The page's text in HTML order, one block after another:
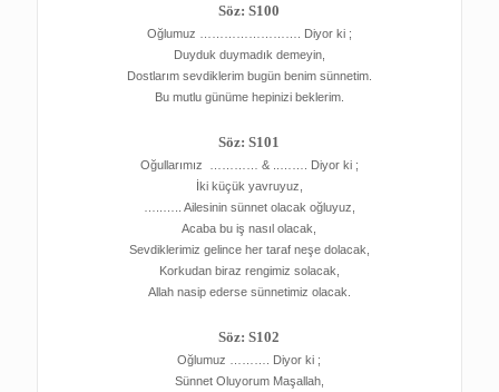
Söz: S100
Oğlumuz ……………………. Diyor ki ;
Duyduk duymadık demeyin,
Dostlarım sevdiklerim bugün benim sünnetim.
Bu mutlu günüme hepinizi beklerim.
Söz: S101
Oğullarımız ………… & ..……. Diyor ki ;
İki küçük yavruyuz,
…..….. Ailesinin sünnet olacak oğluyuz,
Acaba bu iş nasıl olacak,
Sevdiklerimiz gelince her taraf neşe dolacak,
Korkudan biraz rengimiz solacak,
Allah nasip ederse sünnetimiz olacak.
Söz: S102
Oğlumuz ………. Diyor ki ;
Sünnet Oluyorum Maşallah,